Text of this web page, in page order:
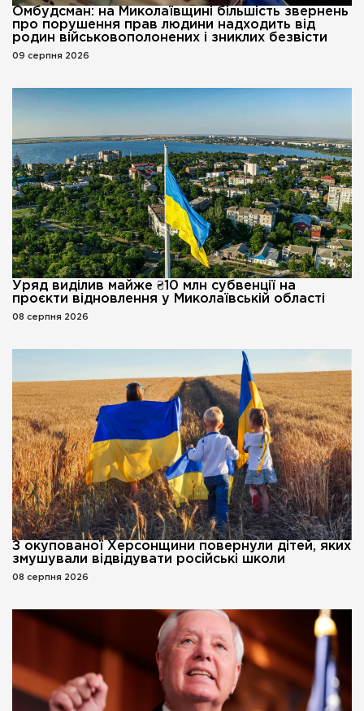
Омбудсман: на Миколаївщині більшість звернень
про порушення прав людини надходить від
родин військовополонених і зниклих безвісти
09 серпня 2026
Уряд виділив майже ₴10 млн субвенції на
проєкти відновлення у Миколаївській області
08 серпня 2026
З окупованої Херсонщини повернули дітей, яких
змушували відвідувати російські школи
08 серпня 2026